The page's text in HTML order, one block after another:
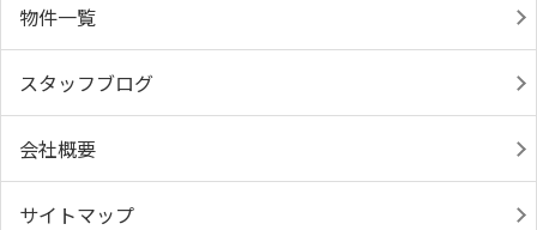
物件一覧
スタッフブログ
会社概要
サイトマップ